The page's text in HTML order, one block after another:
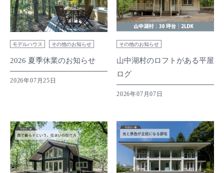
モデルハウス その他のお知らせ
2026 夏季休業のお知らせ
2026年07月25日
その他のお知らせ
山中湖村のロフトがある平屋
ログ
2026年07月07日